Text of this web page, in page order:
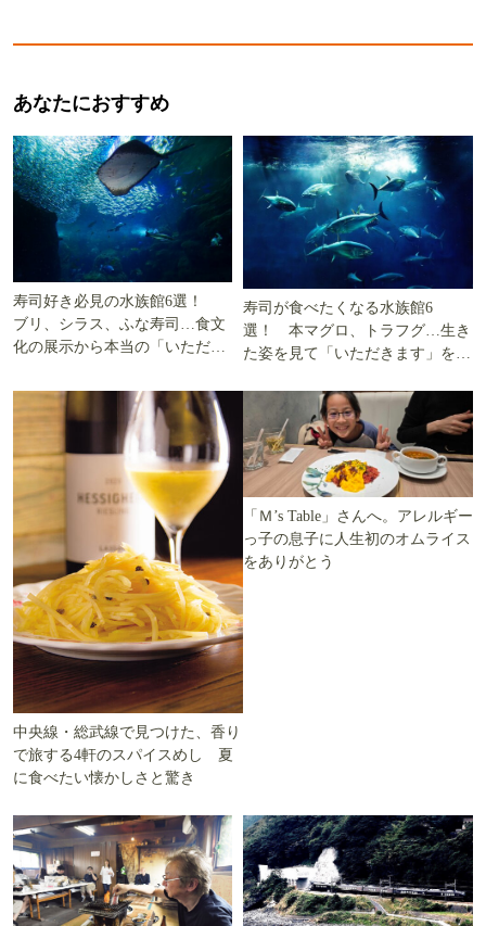
あなたにおすすめ
寿司好き必見の水族館6選！
ブリ、シラス、ふな寿司…食文
化の展示から本当の「いただき
寿司が食べたくなる水族館6
選！ 本マグロ、トラフグ…生き
た姿を見て「いただきます」を考
中央線・総武線で見つけた、香り
で旅する4軒のスパイスめし 夏
に食べたい懐かしさと驚き
「Ｍ’s Table」さんへ。アレルギー
っ子の息子に人生初のオムライス
をありがとう